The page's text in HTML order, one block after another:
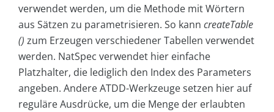
verwendet werden, um die Methode mit Wörtern
aus Sätzen zu parametrisieren. So kann createTable
() zum Erzeugen verschiedener Tabellen verwendet
werden. NatSpec verwendet hier einfache
Platzhalter, die lediglich den Index des Parameters
angeben. Andere ATDD-Werkzeuge setzen hier auf
reguläre Ausdrücke, um die Menge der erlaubten